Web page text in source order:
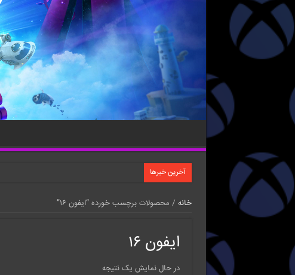
آخرین خبرها
خانه / محصولات برچسب خورده “ایفون ۱۶”
ایفون ۱۶
در حال نمایش یک نتیجه